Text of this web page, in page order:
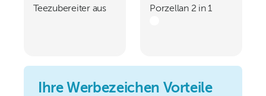
Teezubereiter aus
Porzellan 2 in 1
Ihre Werbezeichen Vorteile